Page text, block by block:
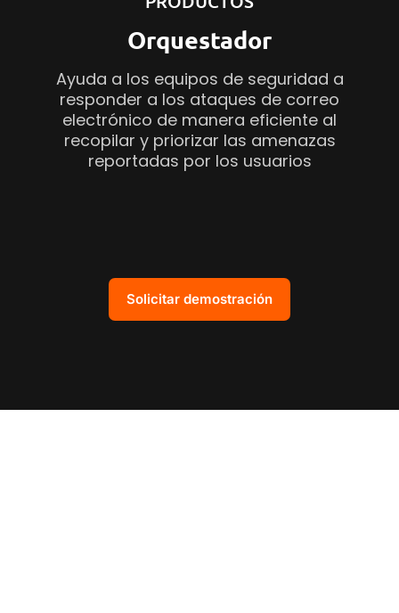
Orquestador
Ayuda a los equipos de seguridad a
responder a los ataques de correo
electrónico de manera eficiente al
recopilar y priorizar las amenazas
reportadas por los usuarios
Solicitar demostración